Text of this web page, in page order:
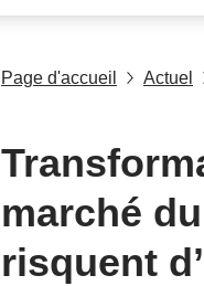
Page d'accueil Actuel
marché
risquent